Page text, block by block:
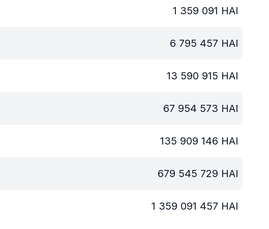
1 359 091 HAI
6 795 457 HAI
13 590 915 HAI
67 954 573 HAI
135 909 146 HAI
679 545 729 HAI
1 359 091 457 HAI